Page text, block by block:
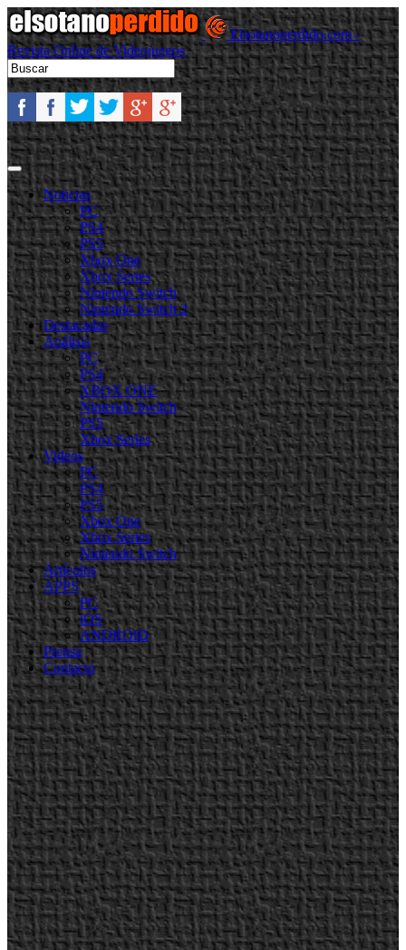
Elsotanoperdido.com -
Revista Online de Videojuegos
Noticias
PC
PS4
PS5
Xbox One
Xbox Series
Nintendo Switch
Nintendo Switch 2
Destacadas
Análisis
PC
PS4
XBOX ONE
Nintendo Switch
PS5
Xbox Series
Videos
PC
PS4
PS5
Xbox One
Xbox Series
Nintendo Switch
Artículos
APPS
PC
iOS
ANDROID
Prensa
Contacto